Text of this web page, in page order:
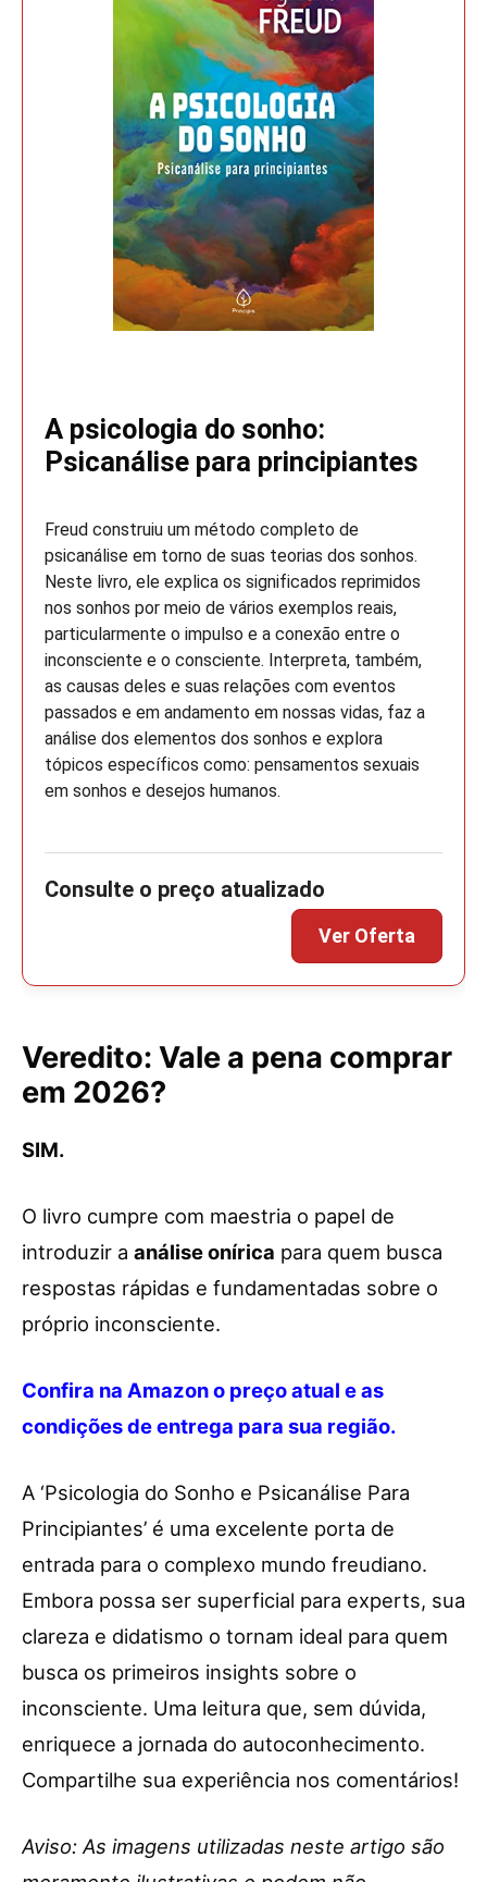
A psicologia do sonho:
Psicanálise para principiantes
Freud construiu um método completo de
psicanálise em torno de suas teorias dos sonhos.
Neste livro, ele explica os significados reprimidos
nos sonhos por meio de vários exemplos reais,
particularmente o impulso e a conexão entre o
inconsciente e o consciente. Interpreta, também,
as causas deles e suas relações com eventos
passados e em andamento em nossas vidas, faz a
análise dos elementos dos sonhos e explora
tópicos específicos como: pensamentos sexuais
em sonhos e desejos humanos.
Veredito: Vale a pena comprar
em 2026?
SIM.
O livro cumpre com maestria o papel de
introduzir a análise onírica para quem busca
respostas rápidas e fundamentadas sobre o
próprio inconsciente.
Confira na Amazon o preço atual e as
condições de entrega para sua região.
A ‘Psicologia do Sonho e Psicanálise Para
Principiantes’ é uma excelente porta de
entrada para o complexo mundo freudiano.
Embora possa ser superficial para experts, sua
clareza e didatismo o tornam ideal para quem
busca os primeiros insights sobre o
inconsciente. Uma leitura que, sem dúvida,
enriquece a jornada do autoconhecimento.
Compartilhe sua experiência nos comentários!
Aviso: As imagens utilizadas neste artigo são